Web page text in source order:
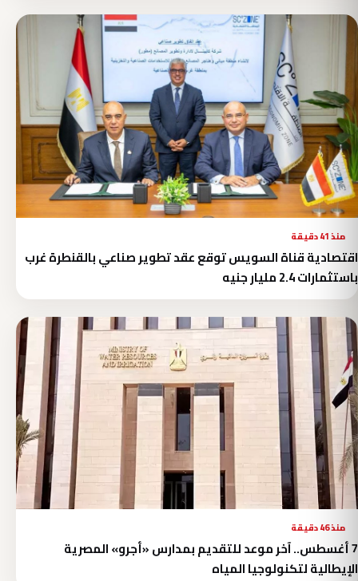
منذ 41 دقيقة
اقتصادية قناة السويس توقع عقد تطوير صناعي بالقنطرة غرب
باستثمارات 2.4 مليار جنيه
منذ 46 دقيقة
7 أغسطس.. آخر موعد للتقديم بمدارس «أجرو» المصرية
الإيطالية لتكنولوجيا المياه